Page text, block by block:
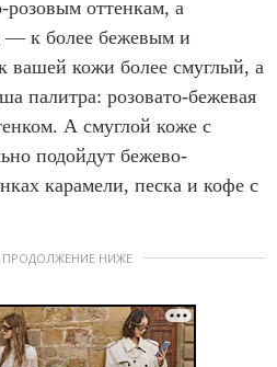
розовым оттенкам, а
— к более бежевым и
вашей кожи более смуглый, а
палитра: розовато-бежевая
А смуглой коже с
подойдут бежево-
карамели, песка и кофе с
ПРОДОЛЖЕНИЕ НИЖЕ